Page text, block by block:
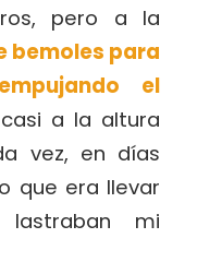
pero a la
bemoles para
el
a la altura
vez, en días
que era llevar
lastraban mi